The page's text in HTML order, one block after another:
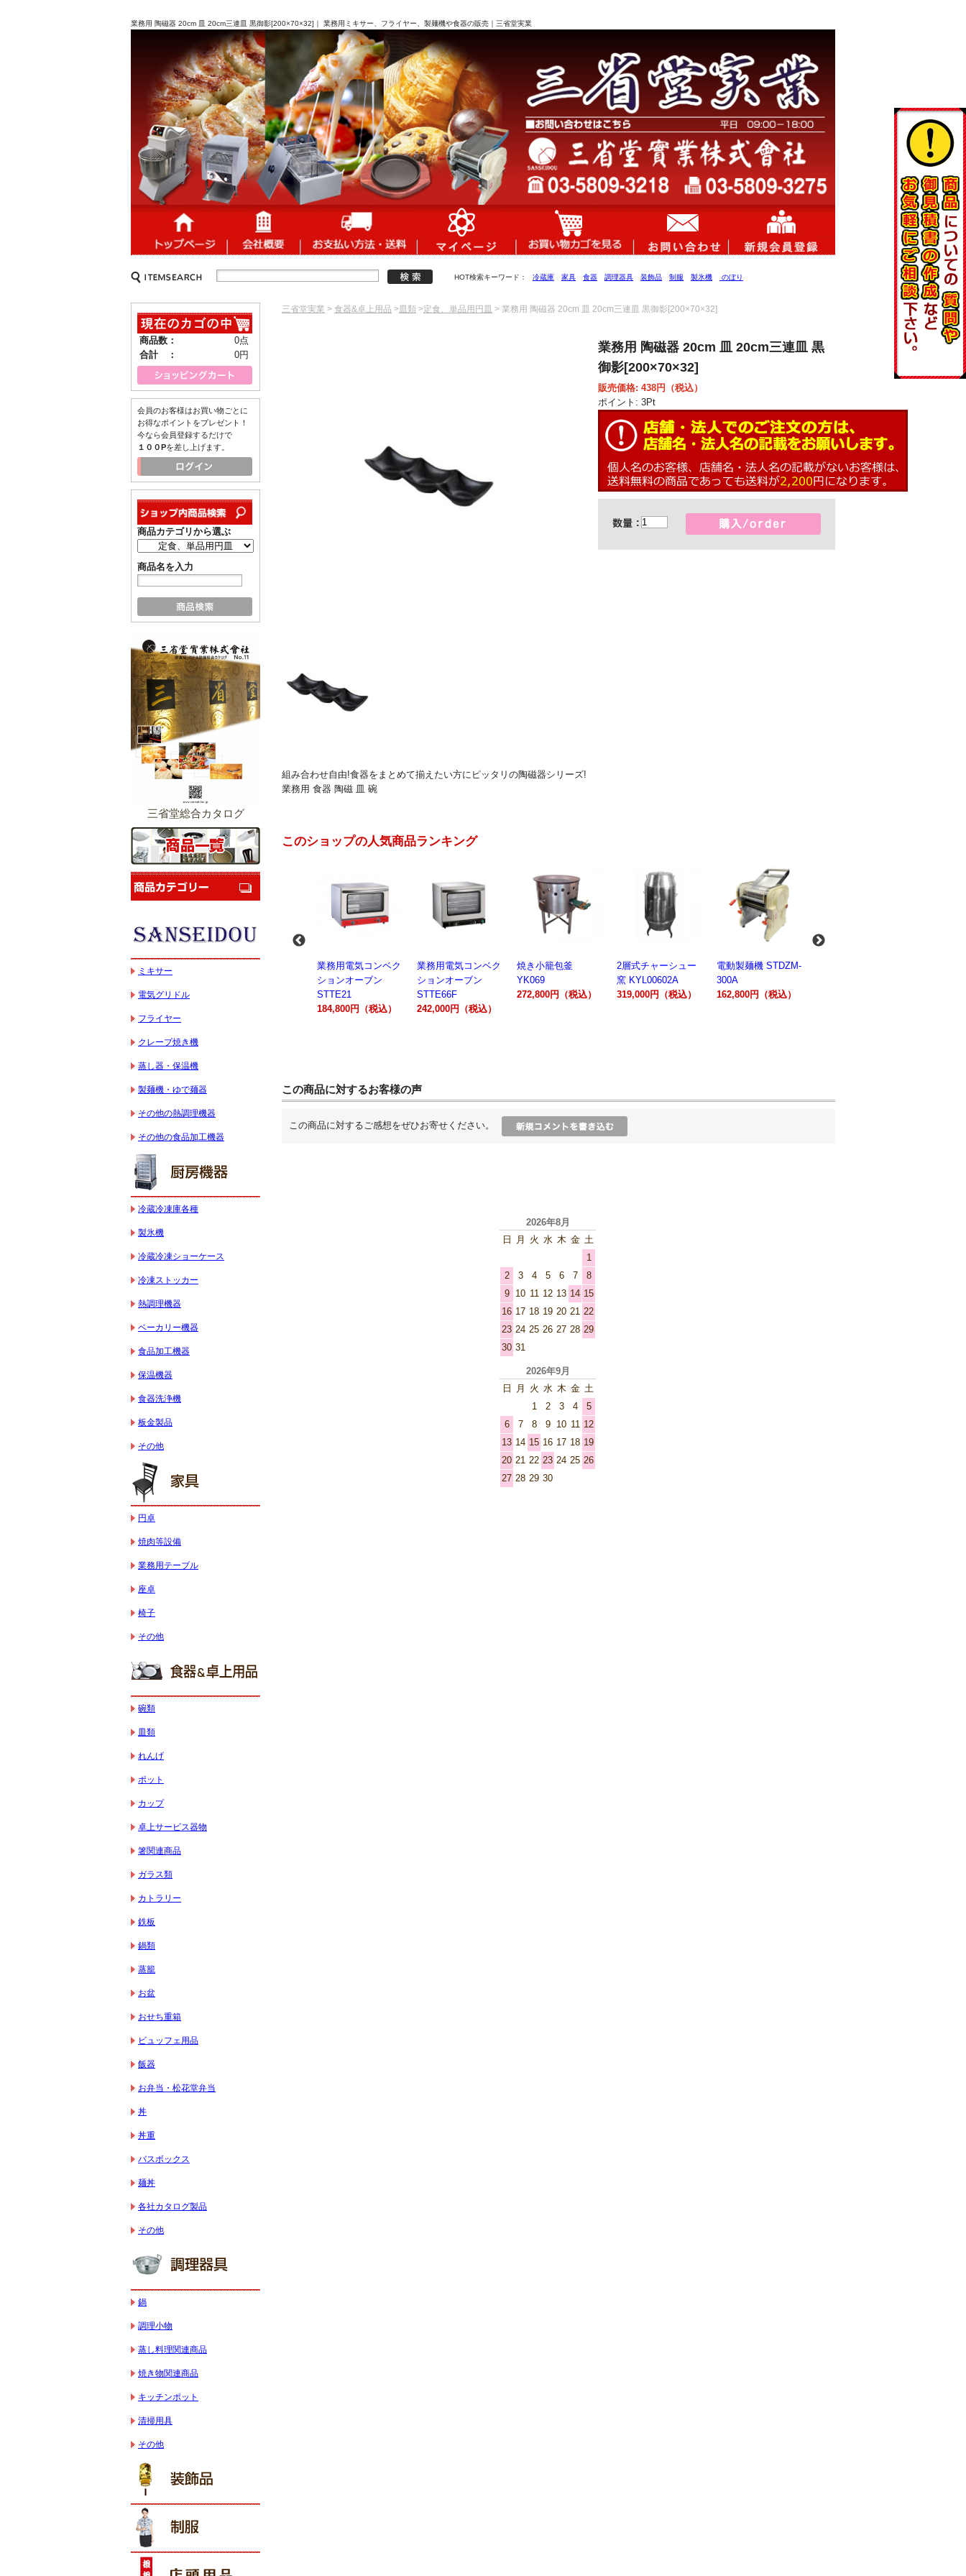
業務用 陶磁器 20cm 皿 20cm三連皿 黒御影[200×70×32]｜ 業務用ミキサー、フライヤー、製麺機や食器の販売｜三省堂実業
HOT検索キーワード： 冷蔵庫 家具 食器 調理器具 装飾品 制服 製氷機 のぼり
三省堂実業 > 食器&卓上用品 > 皿類 >定食、単品用円皿 > 業務用 陶磁器 20cm 皿 20cm三連皿 黒御影[200×70×32]
業務用 陶磁器 20cm 皿 20cm三連皿 黒
御影[200×70×32]
販売価格: 438円（税込）
ポイント: 3Pt
組み合わせ自由!食器をまとめて揃えたい方にピッタリの陶磁器シリーズ!
業務用 食器 陶磁 皿 碗
このショップの人気商品ランキング
業務用スパイラルミ
HTHS30IN
業務用電気コンベク
ションオーブン
STTE66F
242,000円（税込）
焼き小籠包釜
YK069
272,800円（税込）
2層式チャーシュー
窯 KYL00602A
319,000円（税込）
電動製麺機 STDZM-
300A
162,800円（税込）
業務用スパイラルミ
キサー 10L
HTHS10INK
この商品に対するお客様の声
この商品に対するご感想をぜひお寄せください。
商品数：
0点
合計 ：
0円
会員のお客様はお買い物ごとに
お得なポイントをプレゼント！
今なら会員登録するだけで
１００Pを差し上げます。
商品カテゴリから選ぶ
商品名を入力
三省堂総合カタログ
ミキサー
電気グリドル
フライヤー
クレープ焼き機
蒸し器・保温機
製麺機・ゆで麺器
その他の熱調理機器
その他の食品加工機器
冷蔵冷凍庫各種
製氷機
冷蔵冷凍ショーケース
冷凍ストッカー
熱調理機器
ベーカリー機器
食品加工機器
保温機器
食器洗浄機
板金製品
その他
円卓
焼肉等設備
業務用テーブル
座卓
椅子
その他
碗類
皿類
れんげ
ポット
カップ
卓上サービス器物
箸関連商品
ガラス類
カトラリー
鉄板
鍋類
蒸籠
お盆
おせち重箱
ビュッフェ用品
飯器
お弁当・松花堂弁当
丼
丼重
バスボックス
麺丼
各社カタログ製品
その他
鍋
調理小物
蒸し料理関連商品
焼き物関連商品
キッチンポット
清掃用具
その他
2026年8月
日
月 火 水 木 金 土
1
2
3 4 5 6 7
8
9
10 11 12 13 14 15
16 17 18 19 20 21 22
23 24 25 26 27 28 29
30 31
2026年9月
日
月 火 水 木 金 土
1
2 3 4
5
6
7 8 9 10 11 12
13 14 15 16 17 18 19
20 21 22 23 24 25 26
27 28 29 30